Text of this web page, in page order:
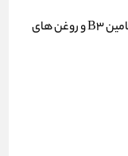
حاوی نمک دریایی، آمینو اسید، تائورین، ویتامین B3 و روغن های